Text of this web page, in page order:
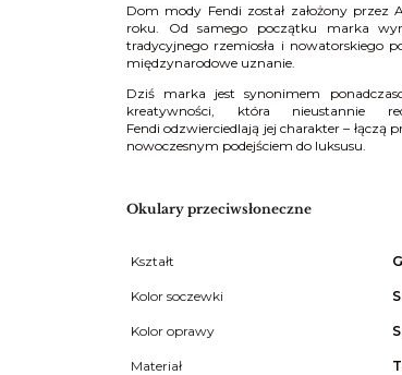
Dom mody Fendi został założony przez
roku. Od samego początku marka
tradycyjnego rzemiosła i nowatorskiego
międzynarodowe uznanie.
Dziś marka jest synonimem
kreatywności, która nieustannie
Fendi odzwierciedlają jej charakter –
nowoczesnym podejściem do luksusu.
Okulary przeciwsłoneczne
Kształt
Kolor soczewki
Kolor oprawy
Materiał